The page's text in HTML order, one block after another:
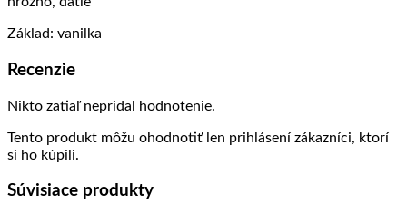
Základ: vanilka
Recenzie
Nikto zatiaľ nepridal hodnotenie.
Tento produkt môžu ohodnotiť len prihlásení zákazníci, ktorí
si ho kúpili.
Súvisiace produkty